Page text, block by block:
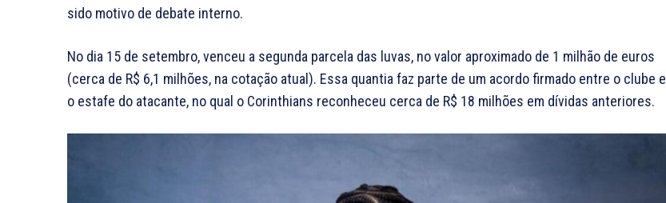
sido motivo de debate interno.
No dia 15 de setembro, venceu a segunda parcela das luvas, no valor aproximado de 1 milhão de euros
(cerca de R$ 6,1 milhões, na cotação atual). Essa quantia faz parte de um acordo firmado entre o clube e
o estafe do atacante, no qual o Corinthians reconheceu cerca de R$ 18 milhões em dívidas anteriores.